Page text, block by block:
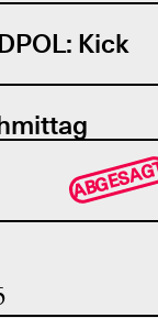
Kick